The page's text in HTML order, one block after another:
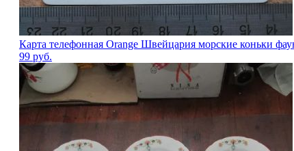
Карта телефонная Orange Швейцария морские коньки
99 руб.